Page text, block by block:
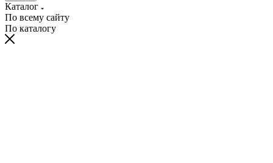
Каталог
По всему сайту
По каталогу